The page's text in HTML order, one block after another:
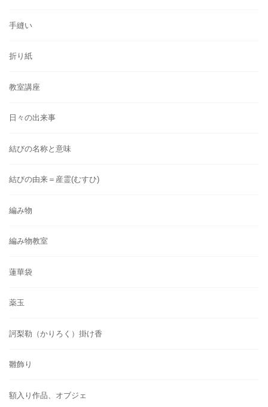
手縫い
折り紙
教室講座
日々の出来事
結びの名称と意味
結びの由来＝産霊(むすひ)
編み物
編み物教室
蓮華袋
薬玉
訶梨勒（かりろく）掛け香
雛飾り
額入り作品、オブジェ